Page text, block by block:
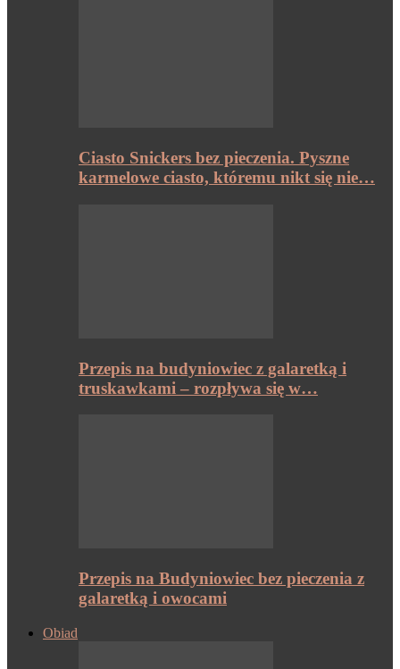
Ciasto Snickers bez pieczenia. Pyszne
karmelowe ciasto, któremu nikt się nie…
Przepis na budyniowiec z galaretką i
truskawkami – rozpływa się w…
Przepis na Budyniowiec bez pieczenia z
galaretką i owocami
Obiad